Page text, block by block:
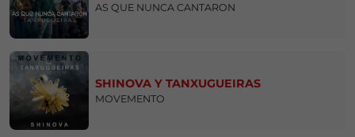
AS QUE NUNCA CANTARON
SHINOVA Y TANXUGUEIRAS
MOVEMENTO